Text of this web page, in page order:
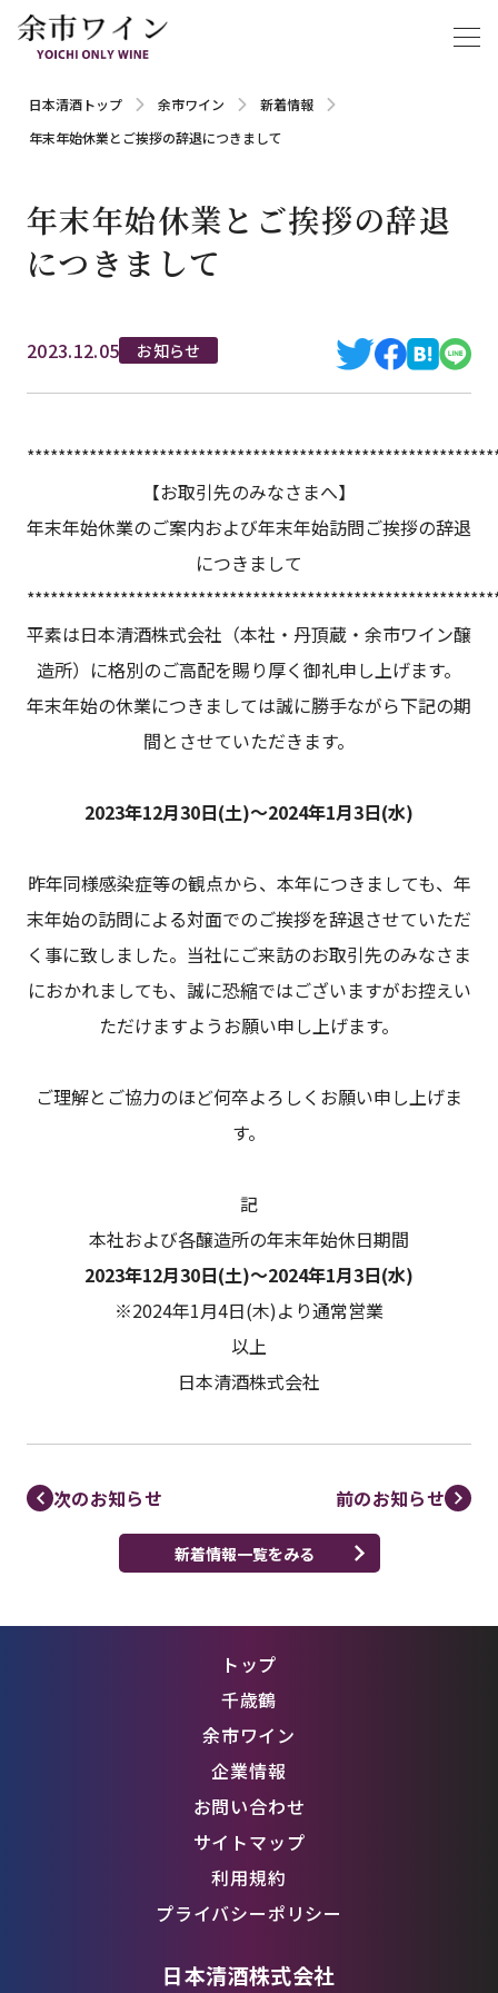
日本清酒トップ 余市ワイン
新着情報
年末年始休業とご挨拶の辞退につきまして
年末年始休業とご挨拶の辞退
につきまして
2023.12.05 お知らせ
【お取引先のみなさまへ】
年末年始休業のご案内および年末年始訪問ご挨拶の辞退
につきまして
平素は日本清酒株式会社（本社・丹頂蔵・余市ワイン醸
造所）に格別のご高配を賜り厚く御礼申し上げます。
年末年始の休業につきましては誠に勝手ながら下記の期
間とさせていただきます。
2023年12月30日(土)～2024年1月3日(水)
昨年同様感染症等の観点から、本年につきましても、年
末年始の訪問による対面でのご挨拶を辞退させていただ
く事に致しました。当社にご来訪のお取引先のみなさま
におかれましても、誠に恐縮ではございますがお控えい
ただけますようお願い申し上げます。
ご理解とご協力のほど何卒よろしくお願い申し上げま
す。
記
本社および各醸造所の年末年始休日期間
2023年12月30日(土)～2024年1月3日(水)
※2024年1月4日(木)より通常営業
以上
日本清酒株式会社
次のお知らせ 前のお知らせ
新着情報一覧をみる
トップ
千歳鶴
余市ワイン
企業情報
お問い合わせ
サイトマップ
利用規約
プライバシーポリシー
日本清酒株式会社